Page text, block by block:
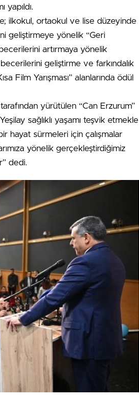
yapıldı.
ilkokul, ortaokul ve lise düzeyinde
geliştirmeye yönelik “Geri
artırmaya yönelik
becerilerini geliştirme ve farkındalık
Film Yarışması” alanlarında ödül
yürütülen “Can Erzurum”
sağlıklı yaşamı teşvik etmekle
hayat sürmeleri için çalışmalar
yönelik gerçekleştirdiğimiz
dedi.